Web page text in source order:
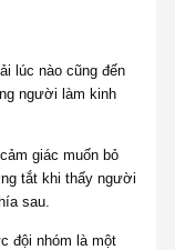
lúc nào cũng đến
người làm kinh
giác muốn bỏ
tắt khi thấy người
sau.
đội nhóm là một